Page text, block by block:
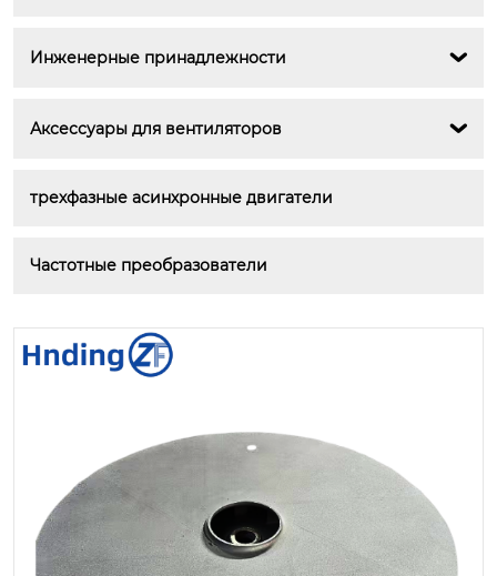
Инженерные принадлежности 
Аксессуары для вентиляторов 
трехфазные асинхронные двигатели
Частотные преобразователи